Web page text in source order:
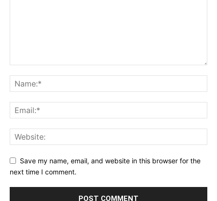
Save my name, email, and website in this browser for the
next time I comment.